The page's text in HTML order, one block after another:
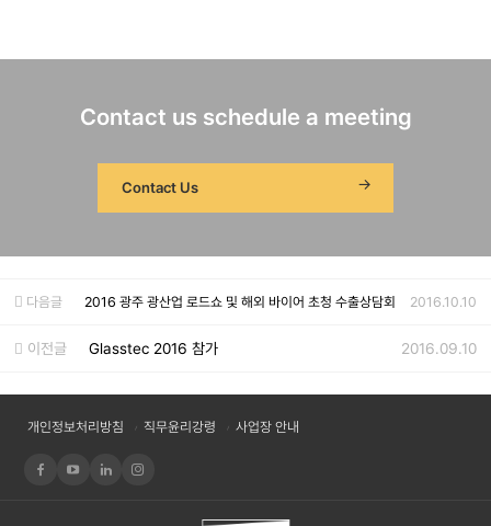
Contact us schedule a meeting
Contact Us
다음글 2016 광주 광산업 로드쇼 및 해외 바이어 초청 수출상담회 2016.10.10
이전글 Glasstec 2016 참가 2016.09.10
개인정보처리방침 직무윤리강령 사업장 안내